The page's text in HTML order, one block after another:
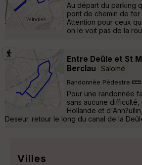
Au départ du parking
pont de chemin de fer
Attention pour ceux
on le voit pas de la
Entre Deûle et St
Berclau
Salomé
Randonnée Pédestre
Pour une randonnée
sans aucune difficulté,
Hollande et
Deseur. retour le long du canal de la
Villes